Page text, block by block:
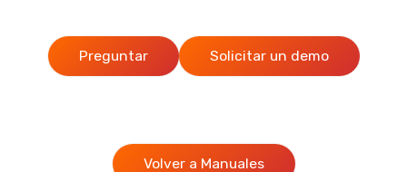
Preguntar Solicitar un demo
Volver a Manuales